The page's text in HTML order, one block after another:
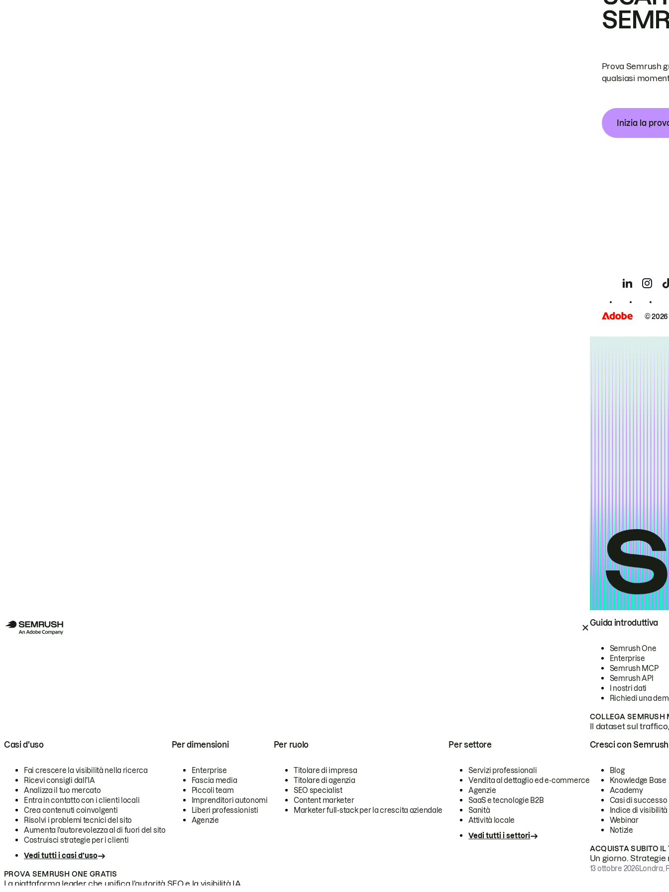
Guida introduttiva
Semrush One
Enterprise
Semrush MCP
Semrush API
I nostri dati
Richiedi una
COLLEGA SEMRUSH
Il dataset sul
Casi d'uso
Fai crescere la visibilità nella ricerca
Ricevi consigli dall'IA
Analizza il tuo mercato
Entra in contatto con i clienti locali
Crea contenuti coinvolgenti
Risolvi i problemi tecnici del sito
Aumenta l'autorevolezza al di fuori del sito
Costruisci strategie per i clienti
Vedi tutti i casi d'uso
Per dimensioni
Enterprise
Fascia media
Piccoli team
Imprenditori autonomi
Liberi professionisti
Agenzie
Per ruolo
Titolare di impresa
Titolare di agenzia
SEO specialist
Content marketer
Marketer full-stack per la crescita aziendale
Per settore
Servizi professionali
Vendita al dettaglio ed e-commerce
Agenzie
SaaS e tecnologie B2B
Sanità
Attività locale
Vedi tutti i settori
PROVA SEMRUSH ONE GRATIS
La piattaforma leader che unifica l'autorità SEO e la visibilità IA.
Cresci con Semrush
Blog
Knowledge Base
Academy
Casi di successo
Indice di visibilità
Webinar
Notizie
ACQUISTA SUBITO IL
Un giorno.
13 ottobre 2026Londra,
Prova Semrush
qualsiasi
Inizia la
©